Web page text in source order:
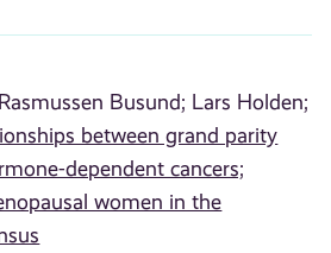
Busund; Lars Holden;
between grand parity
dependent cancers;
women in the